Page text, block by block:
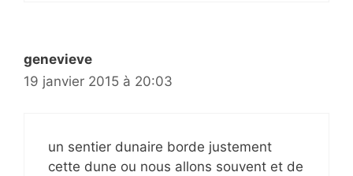
genevieve
19 janvier 2015 à 20:03
un sentier dunaire borde justement
cette dune ou nous allons souvent et de